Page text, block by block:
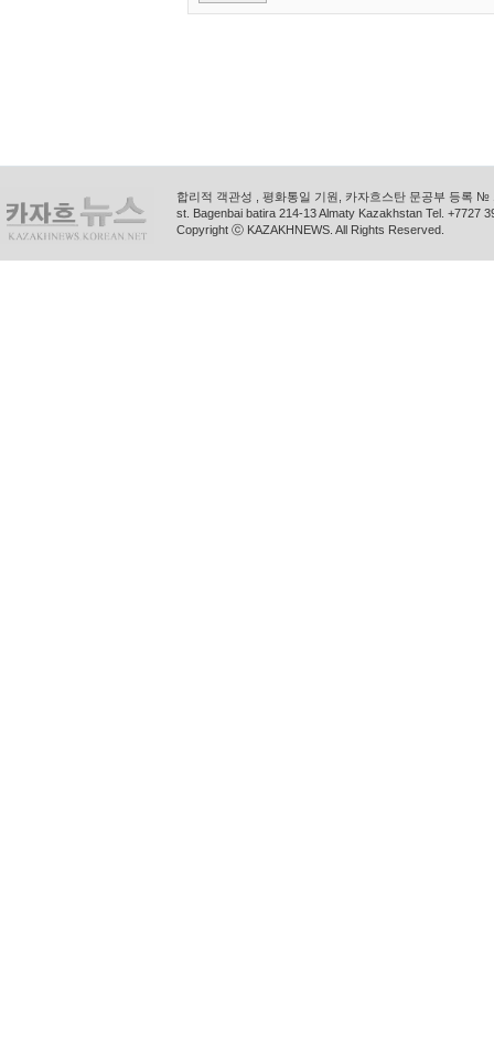
합리적 객관성 , 평화통일 기원, 카자흐스탄 문공부 등록
st. Bagenbai batira 214-13 Almaty Kazakhstan Tel. +7727
Copyright ⓒ KAZAKHNEWS. All Rights Reserved.